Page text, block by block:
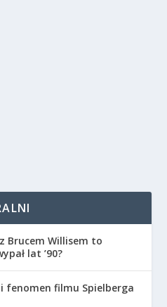
Brucem Willisem to
lat ’90?
fenomen filmu Spielberga